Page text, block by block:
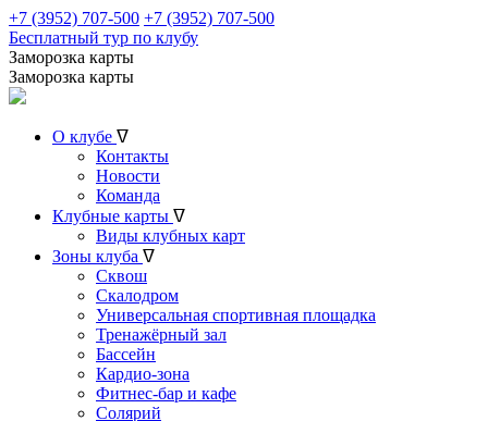
+7 (3952) 707-500 +7 (3952) 707-500
Бесплатный тур по клубу
Заморозка карты
Заморозка карты
О клубе ᐁ
Контакты
Новости
Команда
Клубные карты ᐁ
Виды клубных карт
Зоны клуба ᐁ
Сквош
Скалодром
Универсальная спортивная площадка
Тренажёрный зал
Бассейн
Кардио-зона
Фитнес-бар и кафе
Солярий